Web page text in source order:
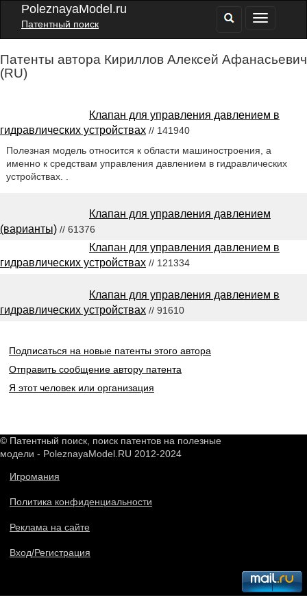
PoleznayaModel.ru
Патентный поиск
Патенты автора Кириллов Алексей Афанасьевич
(RU)
Клапан для управления давлением в
гидравлических устройствах // 141940
Полезная модель относится к области машиностроения, а
именно к средствам управления давлением в гидравлических
устройствах. .
Клапан для управления давлением
(варианты) // 61376
Клапан для управления давлением в
гидравлических устройствах // 121334
Клапан для управления давлением в
гидравлических устройствах // 91610
Подписаться на новые патенты этого автора
Отправить сообщение автору патента
Я этот человек или организация
© Патентный поиск, поиск патентов на полезные
модели - PoleznayaModel.RU 2012-2024
Игромания
Политика конфиденциальности
Реклама на сайте
Вход/Регистрация